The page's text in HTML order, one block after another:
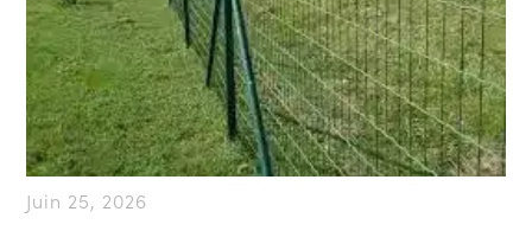
Juin 25, 2026